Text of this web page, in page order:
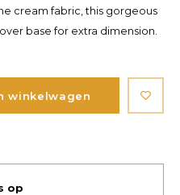
cream fabric, this gorgeous
base for extra dimension.
winkelwagen
op